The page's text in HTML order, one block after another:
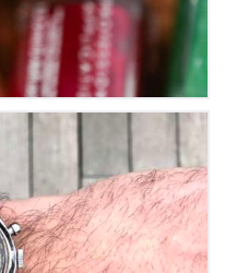
– Military Dial